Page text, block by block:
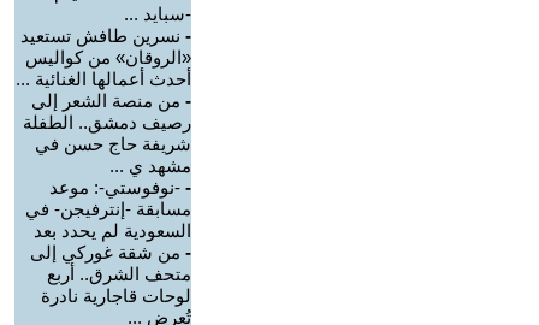
-سبايد ...
- نسرين طافش تستعيد
«الروقان» من كواليس
أحدث أعمالها الغنائية ...
- من منصة الشعر إلى
رصيف دمشق.. الطفلة
شريفة حاج حسن في
مشهد ي ...
- -نوفوستي-: موعد
مسابقة -إنترفيجن- في
السعودية لم يحدد بعد
- من شقة غوركي إلى
متحف الشرق.. أربع
لوحات قاجارية نادرة
تُعرض ...